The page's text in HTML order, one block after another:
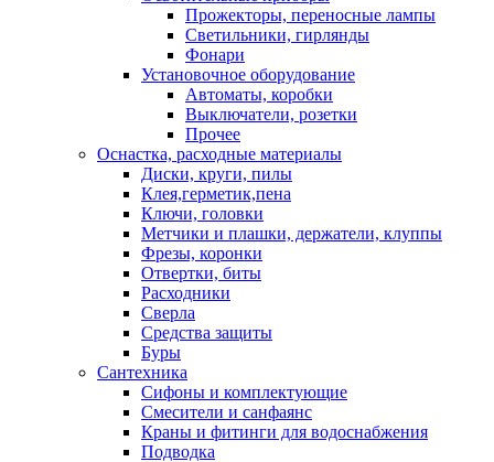
Прожекторы, переносные лампы
Светильники, гирлянды
Фонари
Установочное оборудование
Автоматы, коробки
Выключатели, розетки
Прочее
Оснастка, расходные материалы
Диски, круги, пилы
Клея,герметик,пена
Ключи, головки
Метчики и плашки, держатели, клуппы
Фрезы, коронки
Отвертки, биты
Расходники
Сверла
Средства защиты
Буры
Сантехника
Сифоны и комплектующие
Смесители и санфаянс
Краны и фитинги для водоснабжения
Подводка